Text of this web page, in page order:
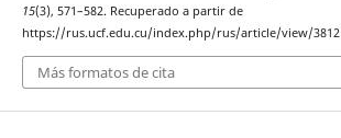
15(3), 571–582. Recuperado a partir de
https://rus.ucf.edu.cu/index.php/rus/article/view/3812
Más formatos de cita